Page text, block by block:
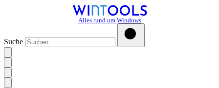
Alles rund um Windows
Suche